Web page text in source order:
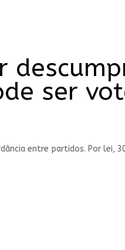
ser
entre partidos. Por lei,